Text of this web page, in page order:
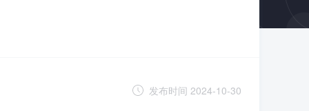
发布时间 2024-10-30